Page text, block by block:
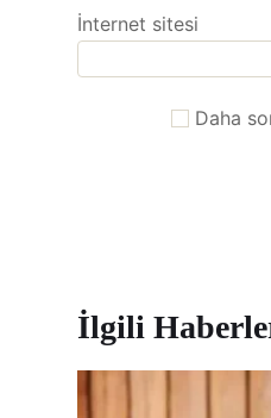
İnternet sitesi
Daha
İlgili